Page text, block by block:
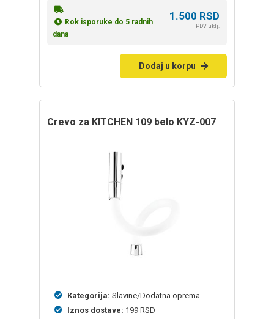
Rok isporuke do 5 radnih
dana
1.500 RSD
PDV uklj.
Dodaj u korpu
crevo za KITCHEN 109 belo KYZ-007
Kategorija: Slavine/Dodatna oprema
Iznos dostave: 199 RSD